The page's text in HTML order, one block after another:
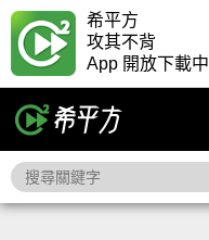
希平方
攻其不背
App 開放下載中